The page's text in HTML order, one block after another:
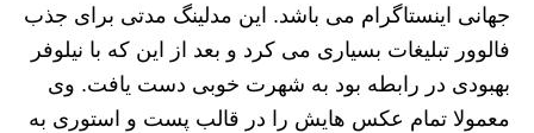
جهانی اینستاگرام می باشد. این مدلینگ مدتی برای جذب
فالوور تبلیغات بسیاری می کرد و بعد از این که با نیلوفر
بهبودی در رابطه بود به شهرت خوبی دست یافت. وی
معمولا تمام عکس هایش را در قالب پست و استوری به